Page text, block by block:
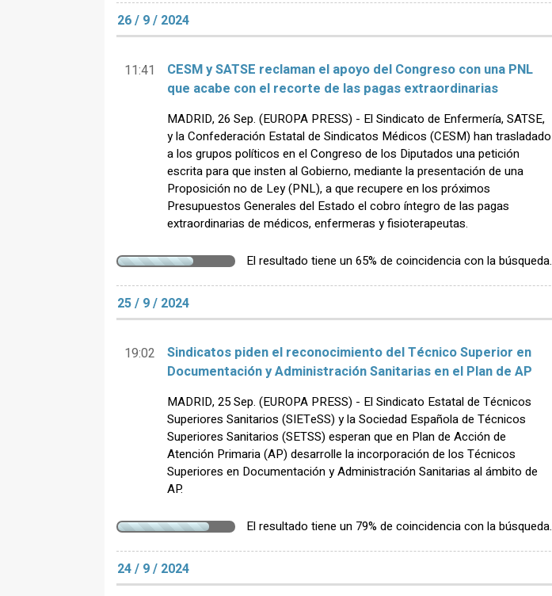
26 / 9 / 2024
11:41
CESM y SATSE reclaman el apoyo del Congreso con una PNL
que acabe con el recorte de las pagas extraordinarias
MADRID, 26 Sep. (EUROPA PRESS) - El Sindicato de Enfermería, SATSE,
y la Confederación Estatal de Sindicatos Médicos (CESM) han trasladado
a los grupos políticos en el Congreso de los Diputados una petición
escrita para que insten al Gobierno, mediante la presentación de una
Proposición no de Ley (PNL), a que recupere en los próximos
Presupuestos Generales del Estado el cobro íntegro de las pagas
extraordinarias de médicos, enfermeras y fisioterapeutas.
El resultado tiene un 65% de coincidencia con la búsqueda.
25 / 9 / 2024
19:02
Sindicatos piden el reconocimiento del Técnico Superior en
Documentación y Administración Sanitarias en el Plan de AP
MADRID, 25 Sep. (EUROPA PRESS) - El Sindicato Estatal de Técnicos
Superiores Sanitarios (SIETeSS) y la Sociedad Española de Técnicos
Superiores Sanitarios (SETSS) esperan que en Plan de Acción de
Atención Primaria (AP) desarrolle la incorporación de los Técnicos
Superiores en Documentación y Administración Sanitarias al ámbito de
AP.
El resultado tiene un 79% de coincidencia con la búsqueda.
24 / 9 / 2024